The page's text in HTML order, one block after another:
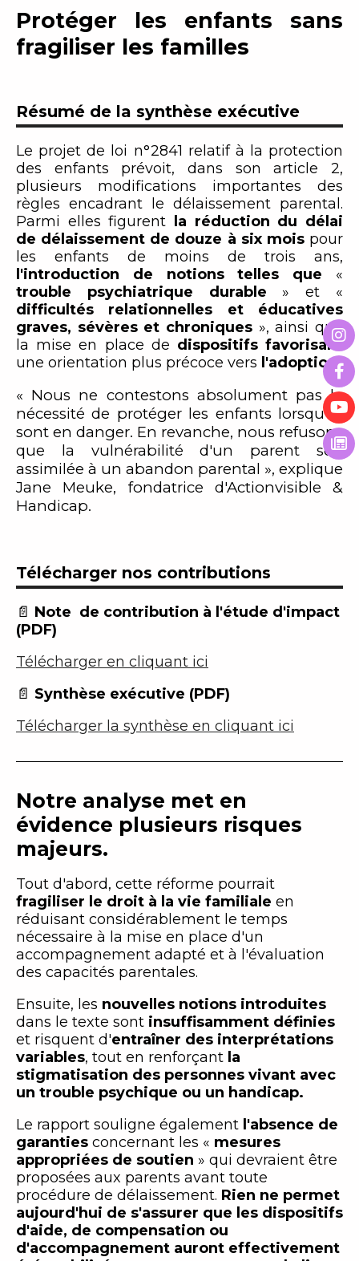
Protéger les enfants sans
fragiliser les familles
Résumé de la synthèse exécutive
Le projet de loi n°2841 relatif à la protection
des enfants prévoit, dans son article 2,
plusieurs modifications importantes des
règles encadrant le délaissement parental.
Parmi elles figurent la réduction du délai
de délaissement de douze à six mois pour
les enfants de moins de trois ans,
l'introduction de notions telles que «
trouble psychiatrique durable » et «
difficultés relationnelles et éducatives
graves, sévères et chroniques », ainsi que
la mise en place de dispositifs favorisant
une orientation plus précoce vers l'adoption
« Nous ne contestons absolument pas la
nécessité de protéger les enfants lorsqu'ils
sont en danger. En revanche, nous refusons
que la vulnérabilité d'un parent soit
assimilée à un abandon parental », explique
Jane Meuke, fondatrice d'Actionvisible &
Handicap.
Télécharger nos contributions
📄 Note de contribution à l'étude d'impact
(PDF)
Télécharger en cliquant ici
📄 Synthèse exécutive (PDF)
Télécharger la synthèse en cliquant ici
Notre analyse met en
évidence plusieurs risques
majeurs.
Tout d'abord, cette réforme pourrait
fragiliser le droit à la vie familiale en
réduisant considérablement le temps
nécessaire à la mise en place d'un
accompagnement adapté et à l'évaluation
des capacités parentales.
Ensuite, les nouvelles notions introduites
dans le texte sont insuffisamment définies
et risquent d'entraîner des interprétations
variables, tout en renforçant la
stigmatisation des personnes vivant avec
un trouble psychique ou un handicap.
Le rapport souligne également l'absence de
garanties concernant les « mesures
appropriées de soutien » qui devraient être
proposées aux parents avant toute
procédure de délaissement. Rien ne permet
aujourd'hui de s'assurer que les dispositifs
d'aide, de compensation ou
d'accompagnement auront effectivement